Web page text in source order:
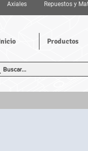
Axiales Repuestos y
Productos
Buscar...